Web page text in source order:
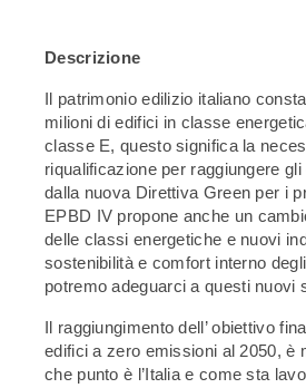
Descrizione
Il patrimonio edilizio italiano
milioni di edifici in classe
classe E, questo significa la
riqualificazione per raggiungere
dalla nuova Direttiva Green per i
EPBD IV propone anche un
delle classi energetiche e nuovi
sostenibilità e comfort interno
potremo adeguarci a questi nuovi
Il raggiungimento dell’ obiettivo
edifici a zero emissioni al 2050, è
che punto è l’Italia e come sta